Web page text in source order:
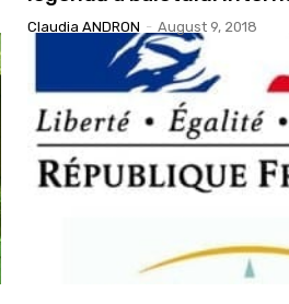
Claudia ANDRON - August 9, 2018